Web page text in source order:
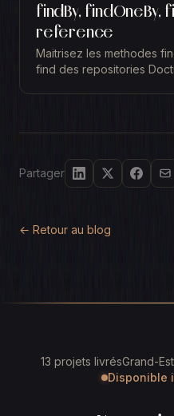
findBy, findOneBy,
reference
Maitrisez les methodes
find des repositories
Partager
← Retour au blog
13 projets livrésGrand-
Disponible